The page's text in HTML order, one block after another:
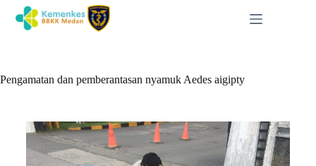
Pengamatan dan pemberantasan nyamuk Aedes aigipty